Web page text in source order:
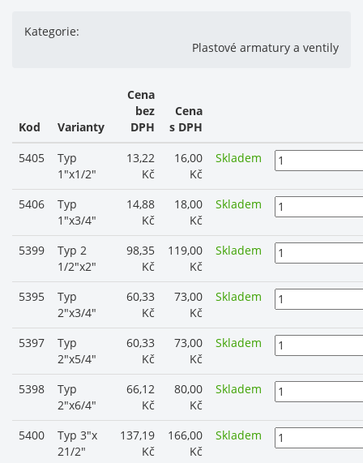
Kategorie:
Plastové armatury a ventily
Kod Varianty
Cena
bez
DPH
Cena
s DPH
5405
Typ
1"x1/2"
13,22
Kč
16,00
Kč
Skladem
5406
Typ
1"x3/4"
14,88
Kč
18,00
Kč
Skladem
5399
Typ 2
1/2"x2"
98,35
Kč
119,00
Kč
Skladem
5395
Typ
2"x3/4"
60,33
Kč
73,00
Kč
Skladem
5397
Typ
2"x5/4"
60,33
Kč
73,00
Kč
Skladem
5398
Typ
2"x6/4"
66,12
Kč
80,00
Kč
Skladem
5400
Typ 3"x
21/2"
137,19
Kč
166,00
Kč
Skladem